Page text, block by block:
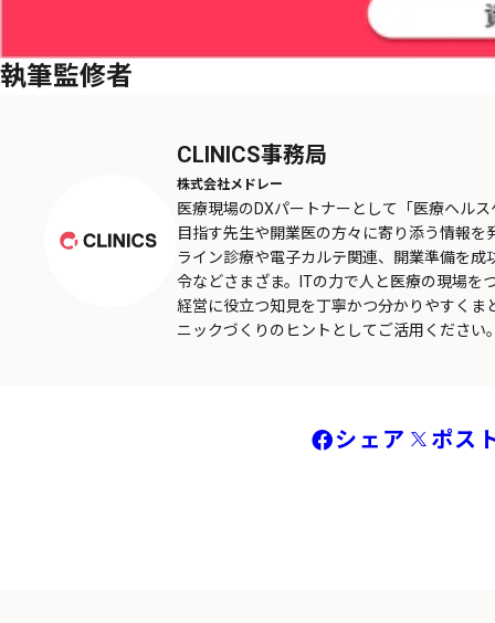
執筆監修者
CLINICS事務局
株式会社メドレー
医療現場のDXパートナーとして「医療ヘル
目指す先生や開業医の方々に寄り添う情報
ライン診療や電子カルテ関連、開業準備を
令などさまざま。ITの力で人と医療の現場を
経営に役立つ知見を丁寧かつ分かりやすくま
ニックづくりのヒントとしてご活用ください
シェア ポス